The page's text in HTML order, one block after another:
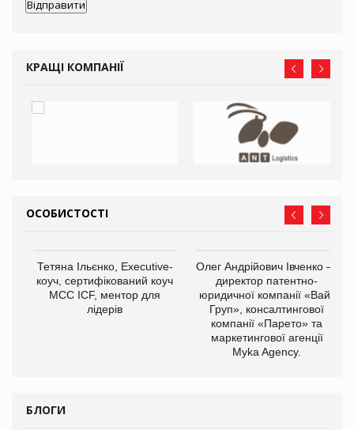
КРАЩІ КОМПАНІЇ
ОСОБИСТОСТІ
Тетяна Ільєнко, Executive-
коуч, сертифікований коуч
МСС ICF, ментор для
лідерів
Олег Андрійович Івченко —
директор патентно-
юридичної компанії «Вайз
Груп», консалтингової
компанії «Парето» та
маркетингової агенції
Myka Agency.
БЛОГИ